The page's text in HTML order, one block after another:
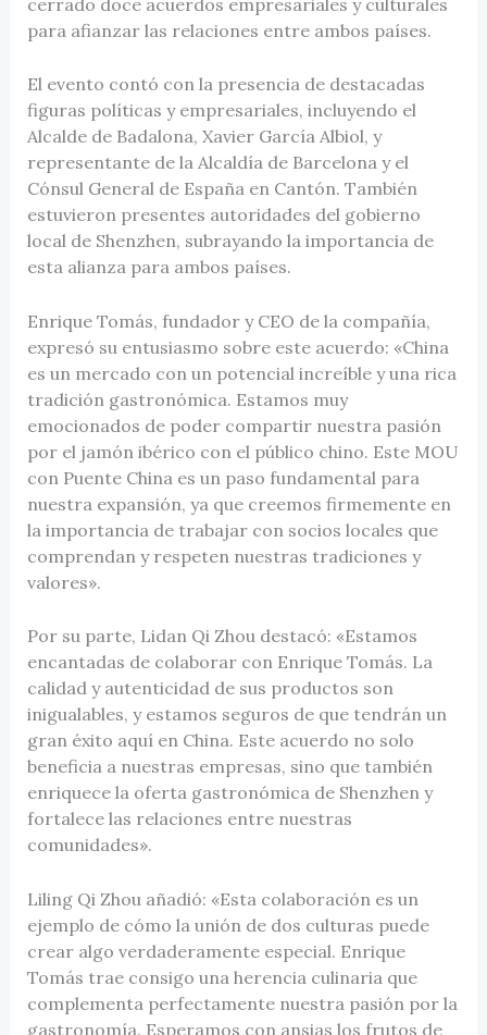
para afianzar las relaciones entre ambos países​.
El evento contó con la presencia de destacadas
figuras políticas y empresariales, incluyendo el
Alcalde de Badalona, Xavier García Albiol, y
representante de la Alcaldía de Barcelona y el
Cónsul General de España en Cantón. También
estuvieron presentes autoridades del gobierno
local de Shenzhen, subrayando la importancia de
esta alianza para ambos países.
Enrique Tomás, fundador y CEO de la compañía,
expresó su entusiasmo sobre este acuerdo: «China
es un mercado con un potencial increíble y una rica
tradición gastronómica. Estamos muy
emocionados de poder compartir nuestra pasión
por el jamón ibérico con el público chino. Este MOU
con Puente China es un paso fundamental para
nuestra expansión, ya que creemos firmemente en
la importancia de trabajar con socios locales que
comprendan y respeten nuestras tradiciones y
valores».
Por su parte, Lidan Qi Zhou destacó: «Estamos
encantadas de colaborar con Enrique Tomás. La
calidad y autenticidad de sus productos son
inigualables, y estamos seguros de que tendrán un
gran éxito aquí en China. Este acuerdo no solo
beneficia a nuestras empresas, sino que también
enriquece la oferta gastronómica de Shenzhen y
fortalece las relaciones entre nuestras
comunidades».
Liling Qi Zhou añadió: «Esta colaboración es un
ejemplo de cómo la unión de dos culturas puede
crear algo verdaderamente especial. Enrique
Tomás trae consigo una herencia culinaria que
complementa perfectamente nuestra pasión por la
gastronomía. Esperamos con ansias los frutos de